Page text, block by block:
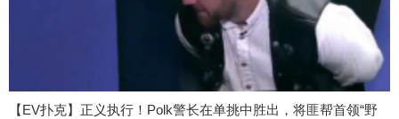
【EV扑克】正义执行！Polk警长在单挑中胜出，将匪帮首领“野